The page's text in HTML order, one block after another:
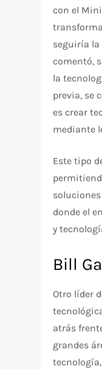
con el
seguiría la
comentó,
la
previa, se
es crear
mediante
Este tipo
donde el
y
Bill
Otro líder
atrás
grandes